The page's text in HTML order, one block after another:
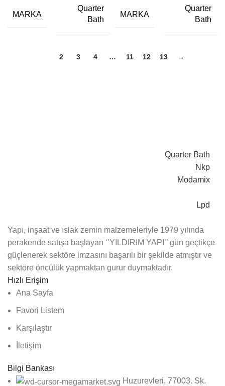
MARKA
Quarter
Bath
MARKA
Quarter
Bath
2 3 4 … 11 12 13 →
Quarter Bath
Nkp
Modamix
Lpd
Yapı, inşaat ve ıslak zemin malzemeleriyle 1979 yılında
perakende satışa başlayan ‘’YILDIRIM YAPI’’ gün geçtikçe
güçlenerek sektöre imzasını başarılı bir şekilde atmıştır ve
sektöre öncülük yapmaktan gurur duymaktadır.
Hızlı Erişim
Ana Sayfa
Favori Listem
Karşılaştır
İletişim
Bilgi Bankası
Huzurevleri, 77003. Sk.